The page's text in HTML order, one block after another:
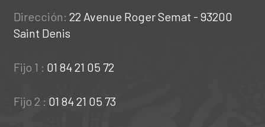
Dirección: 22 Avenue Roger Semat - 93200
Saint Denis
Fijo 1 : 01 84 21 05 72
Fijo 2 : 01 84 21 05 73